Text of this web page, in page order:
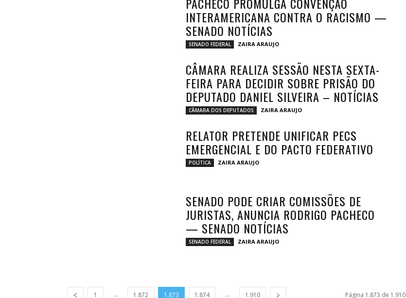
PACHECO PROMULGA CONVENÇÃO
INTERAMERICANA CONTRA O RACISMO —
SENADO NOTÍCIAS
SENADO FEDERAL ZAIRA ARAUJO
CÂMARA REALIZA SESSÃO NESTA SEXTA-
FEIRA PARA DECIDIR SOBRE PRISÃO DO
DEPUTADO DANIEL SILVEIRA – NOTÍCIAS
CÂMARA DOS DEPUTADOS ZAIRA ARAUJO
RELATOR PRETENDE UNIFICAR PECS
EMERGENCIAL E DO PACTO FEDERATIVO
POLÍTICA ZAIRA ARAUJO
SENADO PODE CRIAR COMISSÕES DE
JURISTAS, ANUNCIA RODRIGO PACHECO
— SENADO NOTÍCIAS
SENADO FEDERAL ZAIRA ARAUJO
1 ... 1.872 1.873 1.874 ... 1.910 Página 1.873 de 1.910